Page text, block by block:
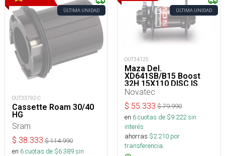
ÚLTIMA UNIDAD
OUT33792-C
Cassette Roam 30/40
HG
Sram
$ 38.333 $114.990
en 6cuotas de $6.389sin
ÚLTIMA UNIDAD
OUT34125
Maza Del.
XD641SB/B15 Boost
32H 15X110 DISC IS
BLACK
Novatec
$ 55.333 $79.990
en 6cuotas de $9.222sin
interés
ahorras $2.210 por
transferencia.